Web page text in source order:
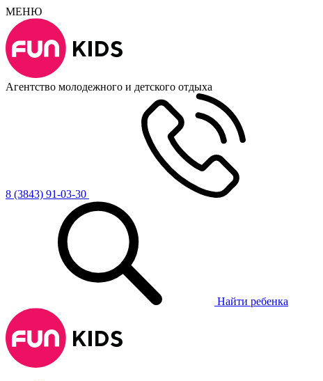
МЕНЮ
Агентство молодежного и детского отдыха
8 (3843) 91-03-30
Найти ребенка